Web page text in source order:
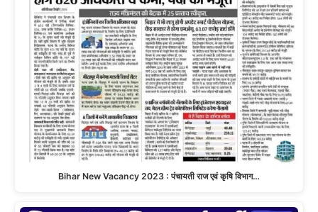
Bihar New Vacancy 2023 : पंचायती राज एवं कृषि विभाग…